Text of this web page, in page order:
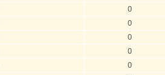
0
0
0
0
0